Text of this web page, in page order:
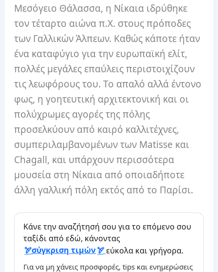
Μεσόγειο Θάλασσα, η Νίκαια ιδρύθηκε
τον τέταρτο αιώνα π.Χ. στους πρόποδες
των Γαλλικών Άλπεων. Καθώς κάποτε ήταν
ένα καταφύγιο για την ευρωπαϊκή ελίτ,
πολλές μεγάλες επαύλεις περιστοιχίζουν
τις λεωφόρους του. Το απαλό αλλά έντονο
φως, η γοητευτική αρχιτεκτονική και οι
πολύχρωμες αγορές της πόλης
προσελκύουν από καιρό καλλιτέχνες,
συμπεριλαμβανομένων των Matisse και
Chagall, και υπάρχουν περισσότερα
μουσεία στη Νίκαια από οποιαδήποτε
άλλη γαλλική πόλη εκτός από το Παρίσι.
Κάνε την αναζήτησή σου για το επόμενο σου
ταξίδι από εδώ, κάνοντας
σύγκριση τιμών
εύκολα και γρήγορα.
Για να μη χάνεις προσφορές, tips και ενημερώσεις